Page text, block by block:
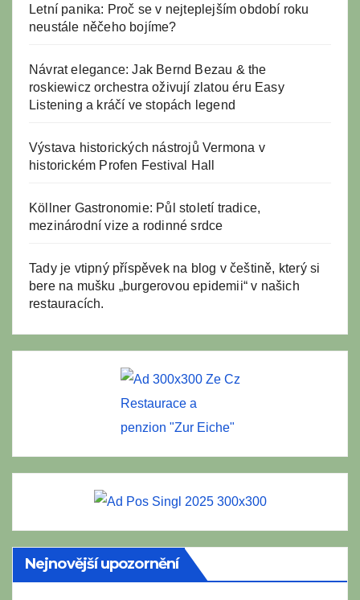
Letní panika: Proč se v nejteplejším období roku
neustále něčeho bojíme?
Návrat elegance: Jak Bernd Bezau & the
roskiewicz orchestra oživují zlatou éru Easy
Listening a kráčí ve stopách legend
Výstava historických nástrojů Vermona v
historickém Profen Festival Hall
Köllner Gastronomie: Půl století tradice,
mezinárodní vize a rodinné srdce
Tady je vtipný příspěvek na blog v češtině, který si
bere na mušku „burgerovou epidemii“ v našich
restauracích.
Restaurace a
penzion "Zur Eiche"
Nejnovější upozornění